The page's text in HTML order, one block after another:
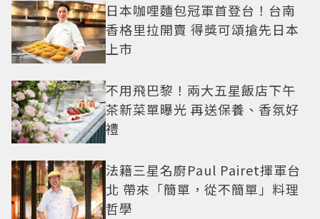
日本咖哩麵包冠軍首登台！台南
香格里拉開賣 得獎可頌搶先日本
上市
不用飛巴黎！兩大五星飯店下午
茶新菜單曝光 再送保養、香氛好
禮
法籍三星名廚Paul Pairet揮軍台
北 帶來「簡單，從不簡單」料理
哲學